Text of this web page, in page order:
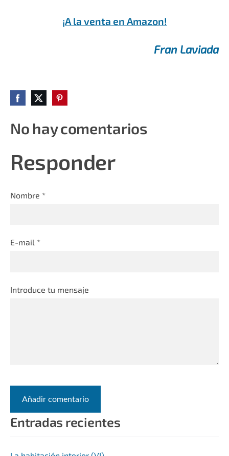
Entradas recientes
¡A la venta en Amazon!
Fran Laviada
No hay comentarios
Responder
Nombre *
E-mail *
Introduce tu mensaje